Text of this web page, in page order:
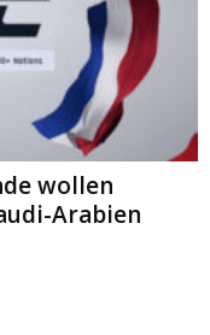
wollen
Arabien